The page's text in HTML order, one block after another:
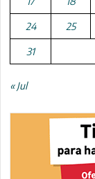
24 25
31
« Jul